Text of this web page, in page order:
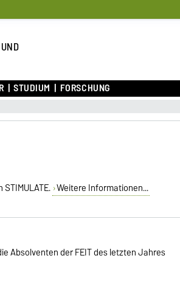
STUDIUM FORSCHUNG
Weitere Informationen...
Absolventen der FEIT des letzten Jahres